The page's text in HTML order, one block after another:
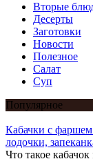
Вторые
Десерты
Заготовки
Новости
Полезное
Салат
Суп
Популярное
Кабачки с
лодочки,
Что такое